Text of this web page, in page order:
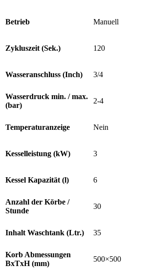
Betrieb Manuell
Zykluszeit (Sek.) 120
Wasseranschluss (Inch) 3/4
Wasserdruck min. / max.
(bar)
2-4
Temperaturanzeige Nein
Kesselleistung (kW) 3
Kessel Kapazität (l) 6
Anzahl der Körbe /
Stunde
30
Inhalt Waschtank (Ltr.) 35
Korb Abmessungen
BxTxH (mm)
500×500